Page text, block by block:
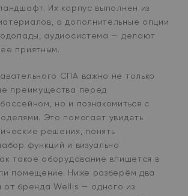
Их корпус выполнен из
а дополнительные опции
аудиосистема — делают
приятным.
СПА важно не только
преимущества перед
но и познакомиться с
Это помогает увидеть
решения, понять
функций и визуально
такое оборудование впишется в
помещение. Ниже разберём два
от бренда Wellis — одного из